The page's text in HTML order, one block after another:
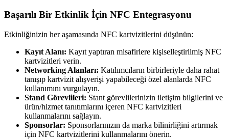
Başarılı Bir Etkinlik İçin NFC Entegrasyonu
Etkinliğinizin her aşamasında NFC kartvizitlerini düşünün:
Kayıt Alanı: Kayıt yaptıran misafirlere kişiselleştirilmiş NFC
kartvizitleri verin.
Networking Alanları: Katılımcıların birbirleriyle daha rahat
tanışıp kartvizit alışverişi yapabileceği özel alanlarda NFC
kullanımını vurgulayın.
Stand Görevlileri: Stant görevlilerinizin iletişim bilgilerini ve
ürün/hizmet tanıtımlarını içeren NFC kartvizitleri
kullanmalarını sağlayın.
Sponsorlar: Sponsorlarınızın da marka bilinirliğini artırmak
için NFC kartvizitlerini kullanmalarını önerin.